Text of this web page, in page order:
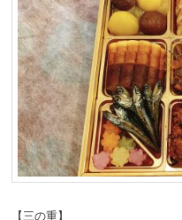
【三の重】